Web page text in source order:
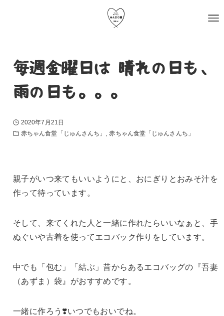
毎週金曜日は 晴れの日も、
雨の日も。。。
2020年7月21日
赤ちゃん食堂「じゅんさんち」
赤ちゃん食堂「じゅんさんち」
親子がいつ来てもいいようにと、おにぎりとおみそ汁を
作って待っています。
そして、来てくれた人と一緒に作れたらいいなぁと、 手
ぬぐいや古着を使ってエコバック作りをしています。
中でも「包む」「結ぶ」昔からあるエコバッグの『吾妻
（あずま）袋』 がおすすめです。
一緒に作ろう❣️いつでもおいでね。